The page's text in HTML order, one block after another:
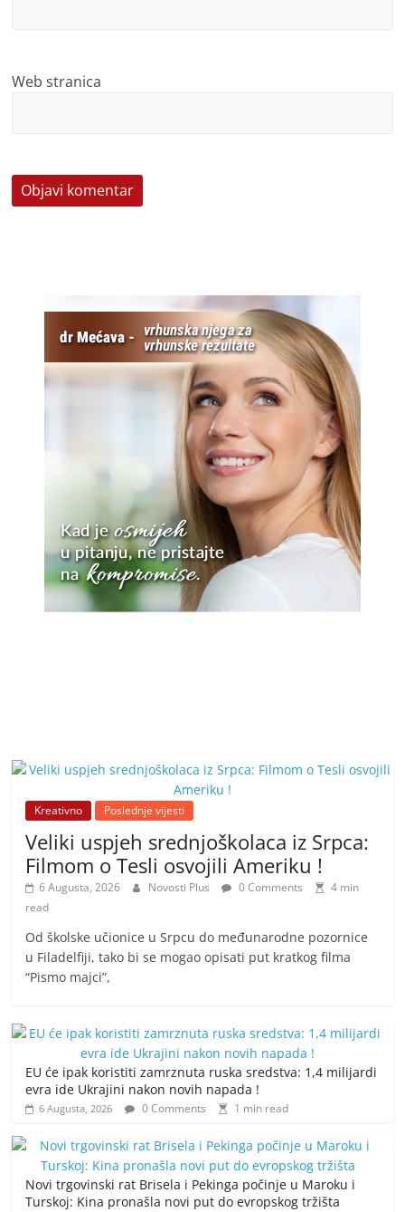
Web stranica
Kreativno Poslednje vijesti
Veliki uspjeh srednjoškolaca iz Srpca:
Filmom o Tesli osvojili Ameriku !
6 Augusta, 2026 Novosti Plus 0 Comments
4 min
read
Od školske učionice u Srpcu do međunarodne pozornice
u Filadelfiji, tako bi se mogao opisati put kratkog filma
“Pismo majci”,
EU će ipak koristiti zamrznuta ruska sredstva: 1,4 milijardi
evra ide Ukrajini nakon novih napada !
6 Augusta, 2026 0 Comments 1 min read
Novi trgovinski rat Brisela i Pekinga počinje u Maroku i
Turskoj: Kina pronašla novi put do evropskog tržišta